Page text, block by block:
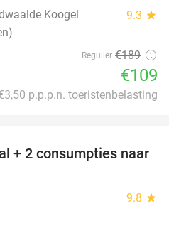
Koogel 9.3 star
Regulier €189
€109
p.p.p.n. toeristenbelasting
50%
+ 2 consumpties naar
9.8 star